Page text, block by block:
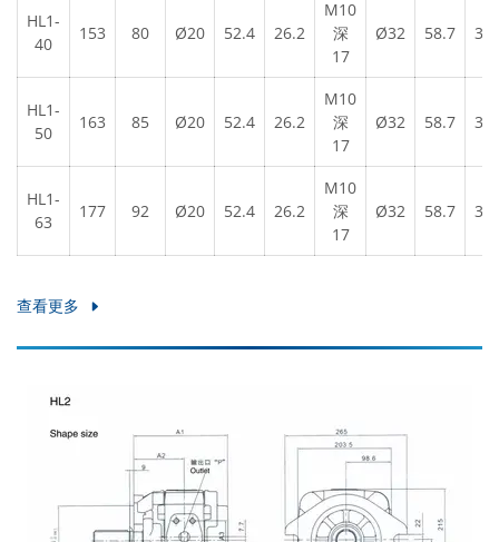
HL1-
40
153 80 Ø20 52.4 26.2
M10
深
17
Ø32 58.7
HL1-
50
163 85 Ø20 52.4 26.2
M10
深
17
Ø32 58.7
HL1-
63
177 92 Ø20 52.4 26.2
M10
深
17
Ø32 58.7
查看更多